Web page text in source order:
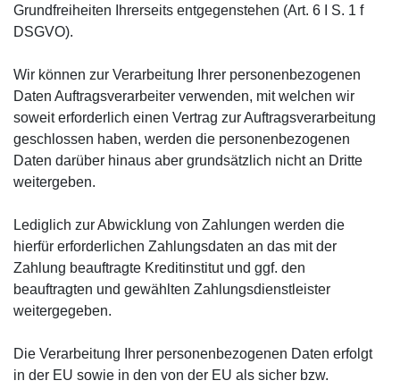
Grundfreiheiten Ihrerseits entgegenstehen (Art. 6 I S. 1 f
DSGVO).
Wir können zur Verarbeitung Ihrer personenbezogenen
Daten Auftragsverarbeiter verwenden, mit welchen wir
soweit erforderlich einen Vertrag zur Auftragsverarbeitung
geschlossen haben, werden die personenbezogenen
Daten darüber hinaus aber grundsätzlich nicht an Dritte
weitergeben.
Lediglich zur Abwicklung von Zahlungen werden die
hierfür erforderlichen Zahlungsdaten an das mit der
Zahlung beauftragte Kreditinstitut und ggf. den
beauftragten und gewählten Zahlungsdienstleister
weitergegeben.
Die Verarbeitung Ihrer personenbezogenen Daten erfolgt
in der EU sowie in den von der EU als sicher bzw.